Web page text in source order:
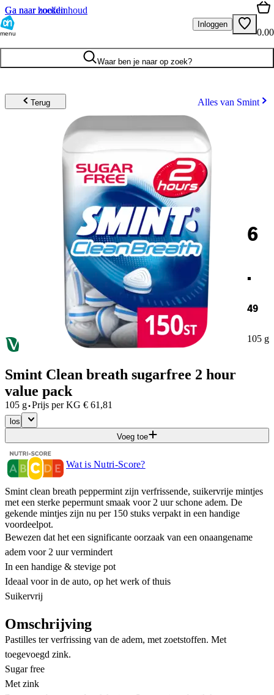
Ga naar hoofdinhoud
Ga naar zoeken
menu
Inloggen
0.00
Waar ben je naar op zoek?
Terug Alles van Smint
6
.
49
105 g
Smint Clean breath sugarfree 2 hour
value pack
105 g·Prijs per KG € 61,81
los
Voeg toe
Wat is Nutri-Score?
Smint clean breath peppermint zijn verfrissende, suikervrije mintjes
met een sterke pepermunt smaak voor 2 uur schone adem. De
gekende mintjes zijn nu per 150 stuks verpakt in een handige
voordeelpot.
Bewezen dat het een significante oorzaak van een onaangename
adem voor 2 uur vermindert
In een handige & stevige pot
Ideaal voor in de auto, op het werk of thuis
Suikervrij
Omschrijving
Pastilles ter verfrissing van de adem, met zoetstoffen. Met
toegevoegd zink.
Sugar free
Met zink